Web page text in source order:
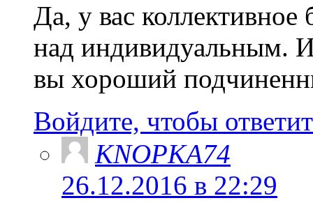
Да, у вас коллективное
над индивидуальным.
вы хороший
Войдите, чтобы
KNOPKA74
26.12.2016 в 22:29